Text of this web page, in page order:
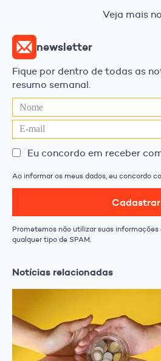
Veja mais
newsletter
Fique por dentro de todas as
resumo semanal.
Eu concordo em receber
Ao informar os meus dados, eu concordo
Cadastrar
Prometemos não utilizar suas
qualquer tipo de SPAM.
Notícias relacionadas